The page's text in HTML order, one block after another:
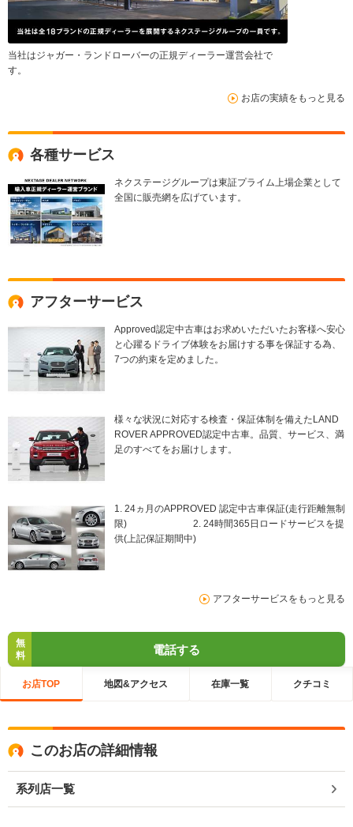
当社はジャガー・ランドローバーの正規ディーラー運営会社で
す。
お店の実績をもっと見る
各種サービス
ネクステージグループは東証プライム上場企業として
全国に販売網を広げています。
アフターサービス
Approved認定中古車はお求めいただいたお客様へ安心
と心躍るドライブ体験をお届けする事を保証する為、
7つの約束を定めました。
様々な状況に対応する検査・保証体制を備えたLAND
ROVER APPROVED認定中古車。品質、サービス、満
足のすべてをお届けします。
1. 24ヵ月のAPPROVED 認定中古車保証(走行距離無制
限) 2. 24時間365日ロードサービスを提
供(上記保証期間中)
アフターサービスをもっと見る
無
料
電話する
お店TOP 地図&アクセス 在庫一覧 クチコミ
このお店の詳細情報
系列店一覧